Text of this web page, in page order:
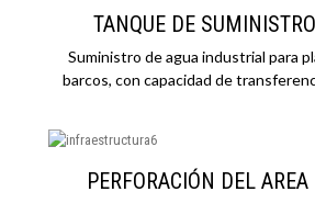
TANQUE DE
Suministro de agua industrial para
barcos, con capacidad de
PERFORACIÓN DEL